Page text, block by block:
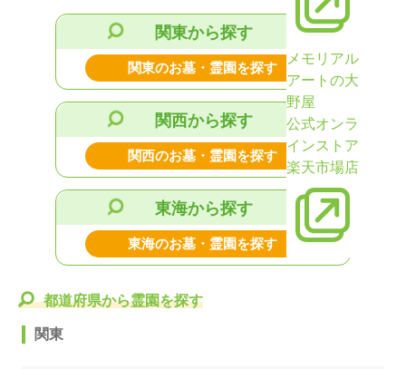
メモリアル
アートの大
野屋
公式オンラ
インストア
楽天市場店
関東から探す
関東のお墓・霊園を探す
関西から探す
関西のお墓・霊園を探す
東海から探す
東海のお墓・霊園を探す
都道府県から霊園を探す
関東